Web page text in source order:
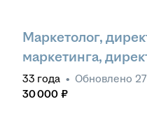
Маркетолог,
маркетинга,
33 года • Обновлено
30 000 ₽